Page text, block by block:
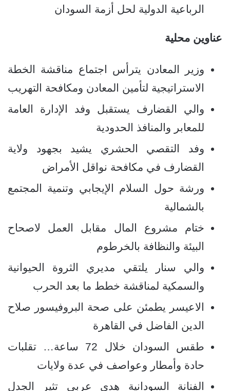
الرباعية الدولية لحل أزمة السودان
عناوين محلية
وزير المعادن يترأس اجتماع مناقشة الخطة
الاستراتيجية لتأمين المعادن ومكافحة التهريب
والي القضارف يستقبل وفد الإدارة العامة
للمعابر والمنافذ الحدودية
وفد التقصي الحشري يشيد بجهود ولاية
القضارف في مكافحة نواقل الأمراض
ورشة حول السلام الإيجابي وتنمية المجتمع
بالشمالية
ختام مشروع المال مقابل العمل لاصحاح
البيئة والنظافة بالخرطوم
والي سنار يلتقي مديري الثروة الحيوانية
والسمكية لمناقشة خطط ما بعد الحرب
الاعيسر يطمئن على صحة البروفيسور صلاح
الدين الفاضل في القاهرة
طقس السودان خلال 72 ساعة… تقلبات
حادة وأمطار وعواصف في عدة ولايات
الفنانة السودانية هدى عربي تثير الجدل